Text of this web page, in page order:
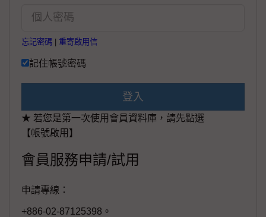
忘記密碼 重寄啟用信
記住帳號密碼
登入
★ 若您是第一次使用會員資料庫，請先點選
【帳號啟用】
會員服務申請/試用
申請專線：
+886-02-87125398。